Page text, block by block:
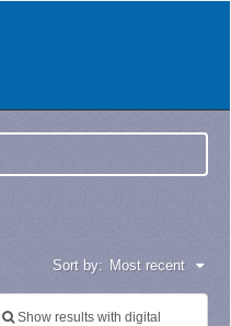
Sort by: Most recent
Show results with digital